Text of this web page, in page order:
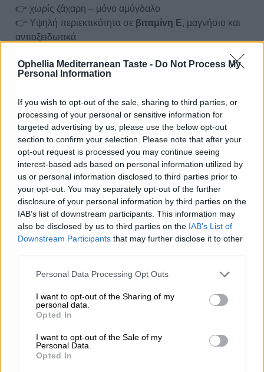
Ophellia Mediterranean Taste - Do Not Process My
Personal Information
If you wish to opt-out of the sale, sharing to third parties, or
processing of your personal or sensitive information for
targeted advertising by us, please use the below opt-out
section to confirm your selection. Please note that after your
opt-out request is processed you may continue seeing
interest-based ads based on personal information utilized by
us or personal information disclosed to third parties prior to
your opt-out. You may separately opt-out of the further
disclosure of your personal information by third parties on the
IAB’s list of downstream participants. This information may
also be disclosed by us to third parties on the IAB’s List of
Downstream Participants that may further disclose it to other
Personal Data Processing Opt Outs
I want to opt-out of the Sharing of my
personal data.
Opted In
I want to opt-out of the Sale of my
Personal Data.
Opted In
👉 χωρίς ζάχαρη – μόνο αμύγδαλο
👉 Υψηλή περιεκτικότητα σε βιταμίνη Ε, μαγνήσιο και
αντιοξειδωτικά
Ιδανικό για smoothies, πρωτεϊνικές μπάρες, pancakes, ή
σκέτο με κουτάλι!
Τίποτα περιττό. Μόνο αμύγδαλο.
Η γεύση και η διατροφική αξία που αξίζεις – φυσικά!
Διατροφικά Στοιχεία
Επιπλέον Πληροφορίες
Κωδικός προϊόντος:PB527
Κατηγορίες: Αμυγδαλοβούτυρο,Βούτυρα Ξηρών Καρπών
Ετικέτα: Without Sugar
ΣΧΕΤΙΚΑ ΠΡΟΪΟΝΤΑ
Άλειμμα Φρούτου Βερίκοκο